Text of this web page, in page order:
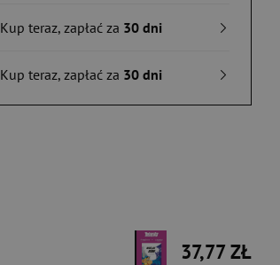
Kup teraz, zapłać za 30 dni
Kup teraz, zapłać za 30 dni
37,77 ZŁ